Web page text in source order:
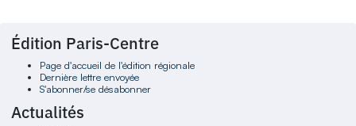
Édition Paris-Centre
Page d'accueil de l'édition régionale
Dernière lettre envoyée
S'abonner/se désabonner
Actualités